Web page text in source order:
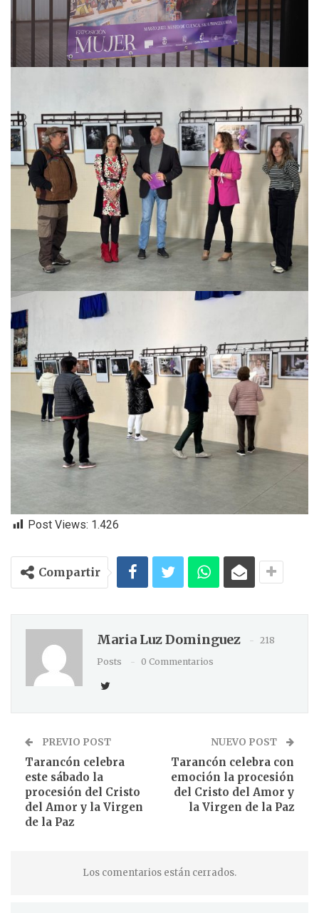
Post Views: 1.426
Compartir
Maria Luz Dominguez
218
Posts
0 Commentarios
PREVIO POST
Tarancón celebra
este sábado la
procesión del Cristo
del Amor y la Virgen
de la Paz
NUEVO POST
Tarancón celebra con
emoción la procesión
del Cristo del Amor y
la Virgen de la Paz
Los comentarios están cerrados.